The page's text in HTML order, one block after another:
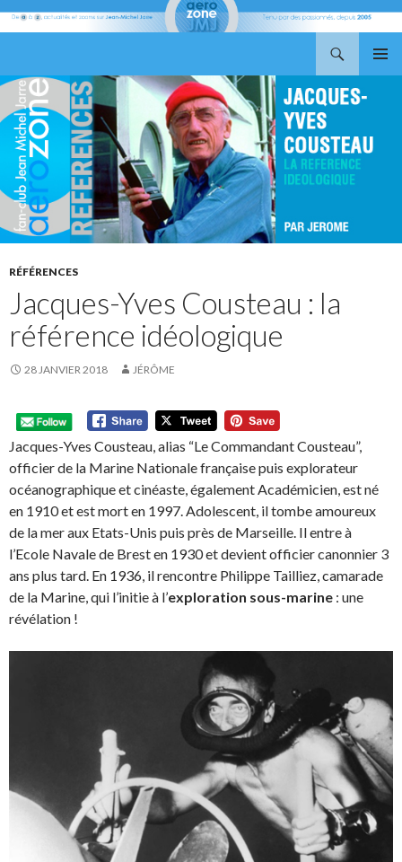
AU
CONTENU
RÉFÉRENCES
Jacques-Yves Cousteau : la
référence idéologique
28 JANVIER 2018 JÉRÔME
Jacques-Yves Cousteau, alias “Le Commandant Cousteau”,
officier de la Marine Nationale française puis explorateur
océanographique et cinéaste, également Académicien, est né
en 1910 et est mort en 1997. Adolescent, il tombe amoureux
de la mer aux Etats-Unis puis près de Marseille. Il entre à
l’Ecole Navale de Brest en 1930 et devient officier canonnier 3
ans plus tard. En 1936, il rencontre Philippe Tailliez, camarade
de la Marine, qui l’initie à l’exploration sous-marine : une
révélation !